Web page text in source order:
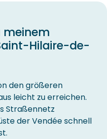
meinem
Hilaire-de-
den größeren
leicht zu erreichen.
Straßennetz
der Vendée schnell